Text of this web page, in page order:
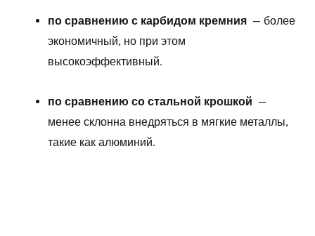
по сравнению с карбидом кремния — более
экономичный, но при этом
высокоэффективный.
по сравнению со стальной крошкой —
менее склонна внедряться в мягкие металлы,
такие как алюминий.